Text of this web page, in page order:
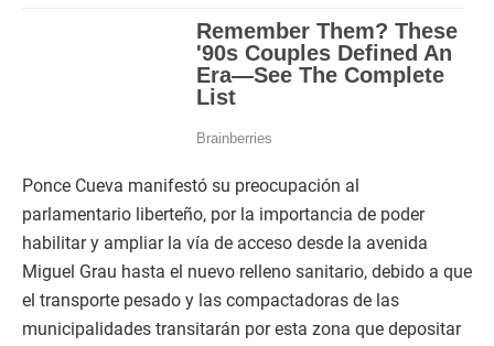
Ponce Cueva manifestó su preocupación al
parlamentario liberteño, por la importancia de poder
habilitar y ampliar la vía de acceso desde la avenida
Miguel Grau hasta el nuevo relleno sanitario, debido a que
el transporte pesado y las compactadoras de las
municipalidades transitarán por esta zona que depositar